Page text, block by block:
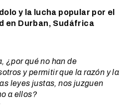
y la lucha popular por el
en Durban, Sudáfrica
¿por qué no han de
y permitir que la razón y la
leyes justas, nos juzguen
a ellos?